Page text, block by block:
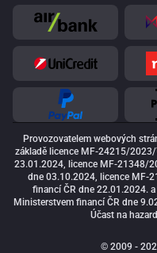
Provozovatelem webových
základě licence MF-24215/
23.01.2024, licence MF-21348/
dne 03.10.2024, licence MF-
financí ČR dne 22.01.2024.
Ministerstvem financí ČR dne
Účast na
© 2009 -